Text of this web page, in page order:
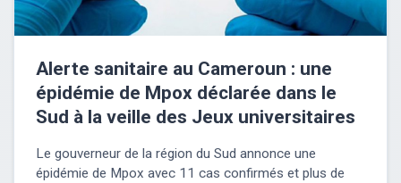
Alerte sanitaire au Cameroun : une
épidémie de Mpox déclarée dans le
Sud à la veille des Jeux universitaires
Le gouverneur de la région du Sud annonce une
épidémie de Mpox avec 11 cas confirmés et plus de